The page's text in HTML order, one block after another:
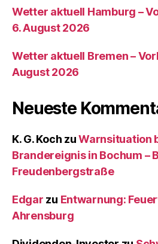
Wetter aktuell Hamburg –
6. August 2026
Wetter aktuell Bremen –
August 2026
Neueste
K. G. Koch zuWarnsituation
Brandereignis in Bochum –
Freudenbergstraße
Edgar zu Entwarnung:
Ahrensburg